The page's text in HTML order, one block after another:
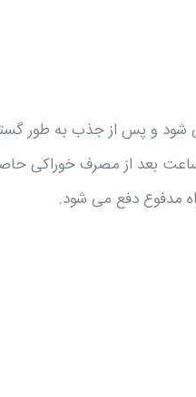
شود و پس از جذب به طور
مدفوع دفع می شود.